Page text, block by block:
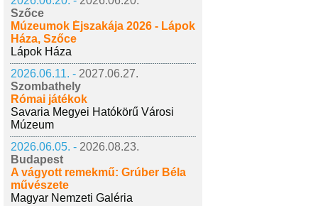
Szőce
Múzeumok Éjszakája 2026 - Lápok
Háza, Szőce
Lápok Háza
2026.06.11. - 2027.06.27.
Szombathely
Római játékok
Savaria Megyei Hatókörű Városi
Múzeum
2026.06.05. - 2026.08.23.
Budapest
A vágyott remekmű: Grúber Béla
művészete
Magyar Nemzeti Galéria